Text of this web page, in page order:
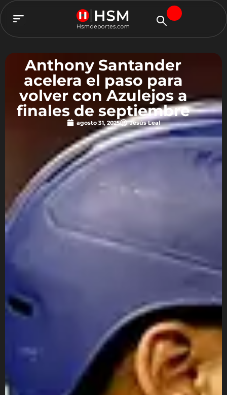
Anthony Santander
acelera el paso para
volver con Azulejos a
finales de septiembre
agosto 31, 2025 Jesús Leal